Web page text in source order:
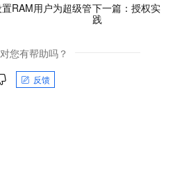
RAM用户为超级管下一篇： 授权实
践
您有帮助吗？
反馈